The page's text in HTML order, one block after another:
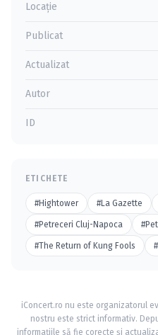
Locație
Publicat
Actualizat
Autor
ID
ETICHETE
#Hightower #La Gazette
#Petreceri Cluj-Napoca
#The Return of Kung Fools
iConcert.ro nu este organizatorul
nostru este strict informativ.
informațiile să fie corecte și